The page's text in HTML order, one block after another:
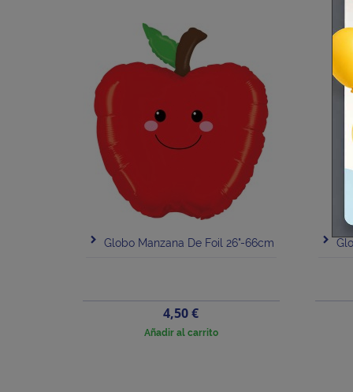
Globo Manzana De Foil 26"-66cm
Precio
4,50 €
Añadir al carrito